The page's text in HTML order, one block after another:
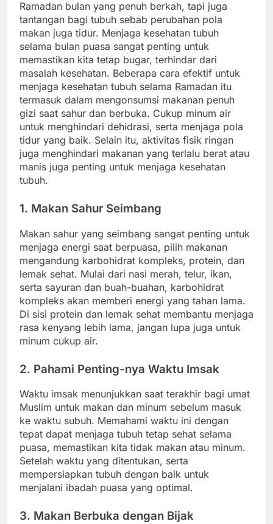
Ramadan bulan yang penuh berkah, tapi juga
tantangan bagi tubuh sebab perubahan pola
makan juga tidur. Menjaga kesehatan tubuh
selama bulan puasa sangat penting untuk
memastikan kita tetap bugar, terhindar dari
masalah kesehatan. Beberapa cara efektif untuk
menjaga kesehatan tubuh selama Ramadan itu
termasuk dalam mengonsumsi makanan penuh
gizi saat sahur dan berbuka. Cukup minum air
untuk menghindari dehidrasi, serta menjaga pola
tidur yang baik. Selain itu, aktivitas fisik ringan
juga menghindari makanan yang terlalu berat atau
manis juga penting untuk menjaga kesehatan
tubuh.
1. Makan Sahur Seimbang
Makan sahur yang seimbang sangat penting untuk
menjaga energi saat berpuasa, pilih makanan
mengandung karbohidrat kompleks, protein, dan
lemak sehat. Mulai dari nasi merah, telur, ikan,
serta sayuran dan buah-buahan, karbohidrat
kompleks akan memberi energi yang tahan lama.
Di sisi protein dan lemak sehat membantu menjaga
rasa kenyang lebih lama, jangan lupa juga untuk
minum cukup air.
2. Pahami Penting-nya Waktu Imsak
Waktu imsak menunjukkan saat terakhir bagi umat
Muslim untuk makan dan minum sebelum masuk
ke waktu subuh. Memahami waktu ini dengan
tepat dapat menjaga tubuh tetap sehat selama
puasa, memastikan kita tidak makan atau minum.
Setelah waktu yang ditentukan, serta
mempersiapkan tubuh dengan baik untuk
menjalani ibadah puasa yang optimal.
3. Makan Berbuka dengan Bijak